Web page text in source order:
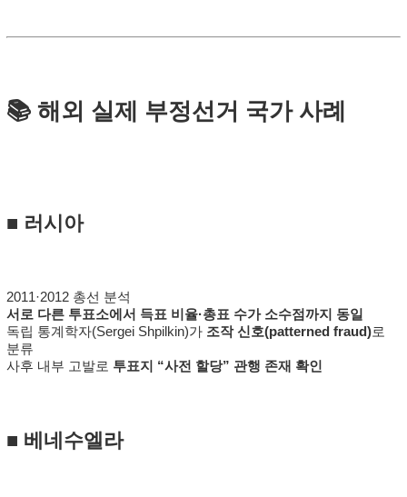
📚 해외 실제 부정선거 국가 사례
■ 러시아
2011·2012 총선 분석
서로 다른 투표소에서 득표 비율·총표 수가 소수점까지 동일
독립 통계학자(Sergei Shpilkin)가 조작 신호(patterned fraud)로
분류
사후 내부 고발로 투표지 “사전 할당” 관행 존재 확인
■ 베네수엘라